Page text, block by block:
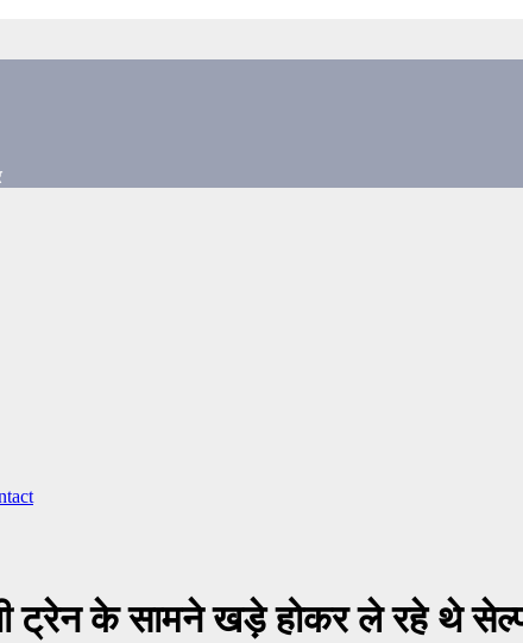
के सामने खड़े होकर ले रहे थे